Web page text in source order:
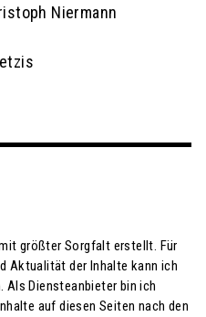
Niermann
größter Sorgfalt erstellt. Für
Aktualität der Inhalte kann ich
Als Diensteanbieter bin ich
auf diesen Seiten nach den